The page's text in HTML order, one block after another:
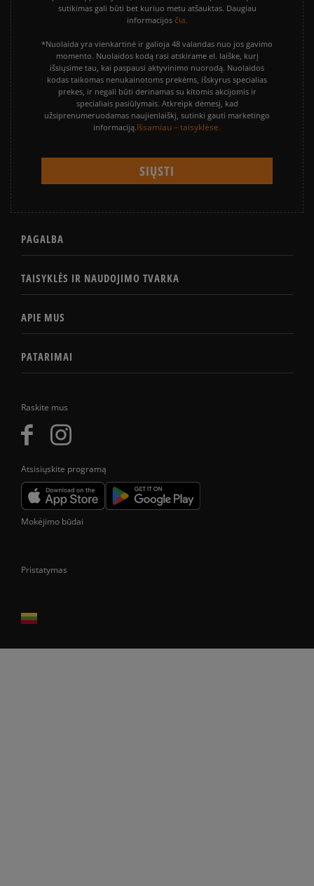
Raskite mus
Atsisiųskite programą
sutikimas gali būti bet kuriuo metu atšauktas. Daugiau
informacijos čia.
*Nuolaida yra vienkartinė ir galioja 48 valandas nuo jos gavimo
momento. Nuolaidos kodą rasi atskirame el. laiške, kurį
išsiųsime tau, kai paspausi aktyvinimo nuorodą. Nuolaidos
kodas taikomas nenukainotoms prekėms, išskyrus specialias
prekes, ir negali būti derinamas su kitomis akcijomis ir
specialiais pasiūlymais. Atkreipk dėmesį, kad
užsiprenumeruodamas naujienlaiškį, sutinki gauti marketingo
informaciją.Išsamiau – taisyklėse.
PAGALBA
TAISYKLĖS IR NAUDOJIMO TVARKA
APIE MUS
PATARIMAI
Mokėjimo būdai
Pristatymas